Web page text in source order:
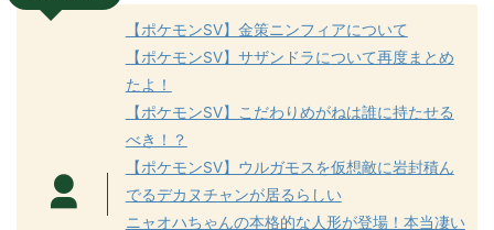
【ポケモンSV】金策ニンフィアについて
【ポケモンSV】サザンドラについて再度まとめ
たよ！
【ポケモンSV】こだわりめがねは誰に持たせる
べき！？
【ポケモンSV】ウルガモスを仮想敵に岩封積ん
でるデカヌチャンが居るらしい
ニャオハちゃんの本格的な人形が登場！本当凄い